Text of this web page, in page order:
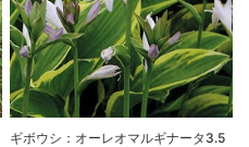
ギボウシ：オーレオマルギナータ3.5